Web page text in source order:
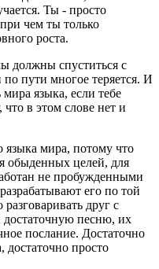
Ты - просто
чем ты только
роста.
должны спуститься с
пути многое теряется. И
языка, если тебе
в этом слове нет и
языка мира, потому что
обыденных целей, для
не пробужденными
его по той
друг с
достаточную песню, их
послание. Достаточно
достаточно просто